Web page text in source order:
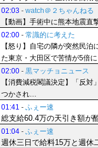
02:03 - watch＠２ちゃんねる
【動画】手術中に熊本地震直
02:00 - 常識的に考えた
【怒り】自宅の隣が突然民
た東京・大田区で苦情が5倍に
02:00 - 黒マッチョニュース
【消費減税閣議決定】「反
つかされ…
01:41 - ふぇー速
総支給60.4万の天引き額が
01:04 - ふぇー速
週休三日で給料15万と週休